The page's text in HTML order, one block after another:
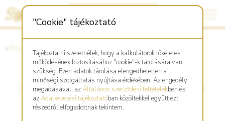
"Cookie" tájékoztató
Tájékoztatni szeretnélek, hogy a kalkulátorok tökéletes
működésének biztosításához "cookie"-k tárolására van
szükség. Ezen adatok tárolása elengedhetetlen a
minőségi szolgáltatás nyújtása érdekében. Az engedély
megadásával, azÁltalános szerződési feltételekben és
azAdatkezelési tájékoztatóban közöltekkel együtt ezt
részedről elfogadottnak tekintem.
Főoldal«Asztro Shop
Fonott, piros karkötő Kecske
szimbólummal